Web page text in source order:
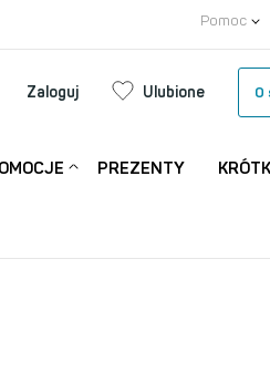
Pomoc
Zaloguj Ulubione 0
PREZENTY